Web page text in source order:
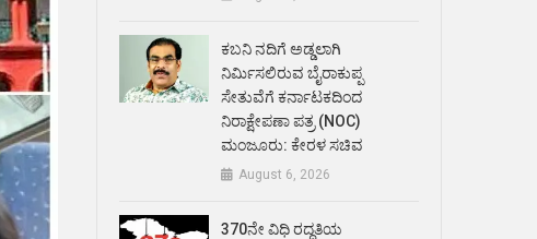
ಕಬನಿ ನದಿಗೆ ಅಡ್ಡಲಾಗಿ
ನಿರ್ಮಿಸಲಿರುವ ಬೈರಾಕುಪ್ಪ
ಸೇತುವೆಗೆ ಕರ್ನಾಟಕದಿಂದ
ನಿರಾಕ್ಷೇಪಣಾ ಪತ್ರ (NOC)
ಮಂಜೂರು: ಕೇರಳ ಸಚಿವ
August 6, 2026
370ನೇ ವಿಧಿ ರದ್ದತಿಯ